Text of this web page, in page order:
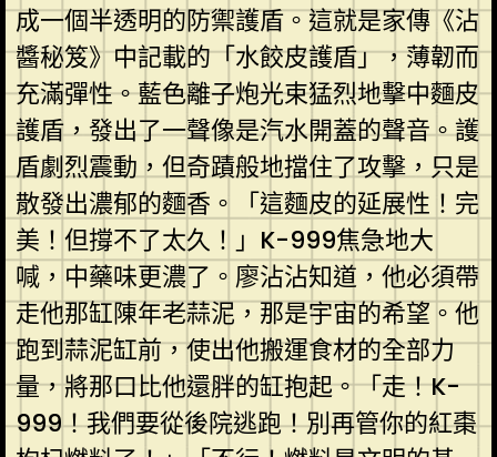
成一個半透明的防禦護盾。這就是家傳《沾
醬秘笈》中記載的「水餃皮護盾」，薄韌而
充滿彈性。藍色離子炮光束猛烈地擊中麵皮
護盾，發出了一聲像是汽水開蓋的聲音。護
盾劇烈震動，但奇蹟般地擋住了攻擊，只是
散發出濃郁的麵香。「這麵皮的延展性！完
美！但撐不了太久！」K-999焦急地大
喊，中藥味更濃了。廖沾沾知道，他必須帶
走他那缸陳年老蒜泥，那是宇宙的希望。他
跑到蒜泥缸前，使出他搬運食材的全部力
量，將那口比他還胖的缸抱起。「走！K-
999！我們要從後院逃跑！別再管你的紅棗